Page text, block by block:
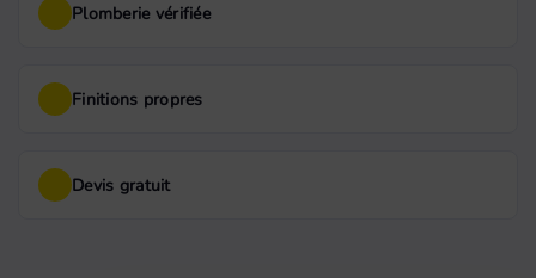
Plomberie vérifiée
Finitions propres
Devis gratuit